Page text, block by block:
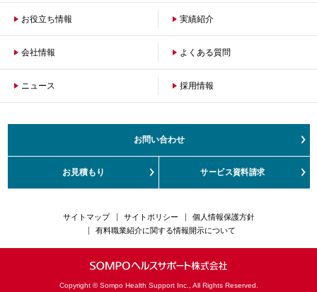
保険者のお客さまへ 企業のお客さまへ
お役立ち情報 実績紹介
会社情報
会社概要 沿革
よくある質問
ニュース 採用情報
お問い合わせ
お見積もり サービス資料請求
サイトマップ サイトポリシー
個人情報保護方針
有料職業紹介に関する情報開示について
Copyright © Sompo Health Support Inc., All Rights Reserved.